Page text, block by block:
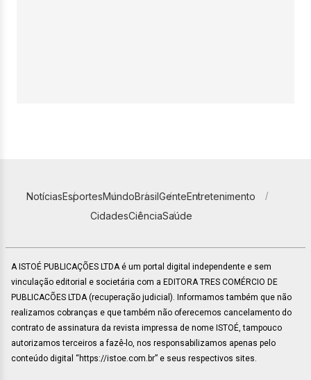
NotíciasEsportesMundoBrasilGenteEntretenimento
CidadesCiênciaSaúde
A ISTOÉ PUBLICAÇÕES LTDA é um portal digital independente e sem
vinculação editorial e societária com a EDITORA TRES COMÉRCIO DE
PUBLICACÕES LTDA (recuperação judicial). Informamos também que não
realizamos cobranças e que também não oferecemos cancelamento do
contrato de assinatura da revista impressa de nome ISTOÉ, tampouco
autorizamos terceiros a fazê-lo, nos responsabilizamos apenas pelo
conteúdo digital “https://istoe.com.br” e seus respectivos sites.